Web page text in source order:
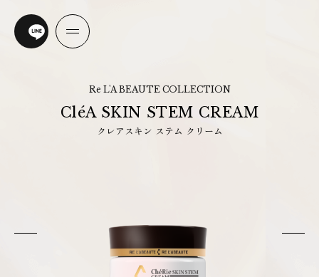
Re L'A BEAUTE COLLECTION
CléA SKIN STEM CREAM
クレアスキン ステム クリーム